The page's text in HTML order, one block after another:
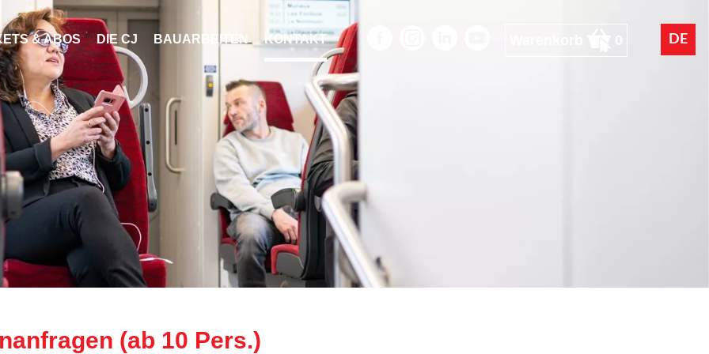
& ABOS DIE CJ BAUARBEITEN KONTAKT DE
(ab 10 Pers.)